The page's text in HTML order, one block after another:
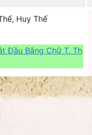
Huy Thế
Đầu Bằng Chữ T, Th